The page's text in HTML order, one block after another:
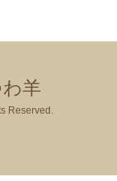
羊
Reserved.